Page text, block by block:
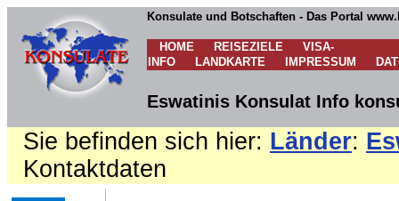
Konsulate und Botschaften - Das Portal
HOME REISEZIELE
VISA-
INFO
LANDKARTE IMPRESSUM
Eswatinis Konsulat Info
Sie befinden sich hier: Länder:
Kontaktdaten